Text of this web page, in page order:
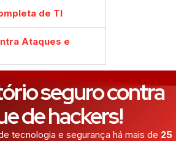
de TI
Ataques e
seguro contra
de hackers!
tecnologia e segurança há mais de 25